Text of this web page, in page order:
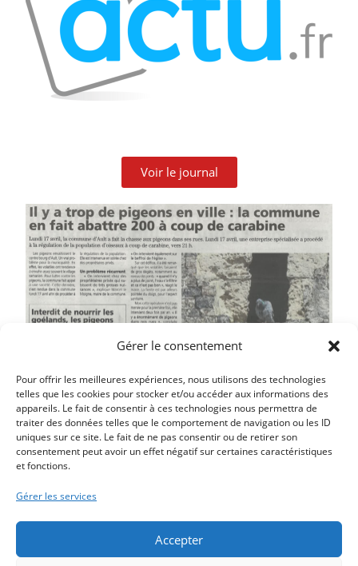
Gérer le consentement
Pour offrir les meilleures expériences, nous utilisons des technologies
telles que les cookies pour stocker et/ou accéder aux informations des
appareils. Le fait de consentir à ces technologies nous permettra de
traiter des données telles que le comportement de navigation ou les ID
uniques sur ce site. Le fait de ne pas consentir ou de retirer son
consentement peut avoir un effet négatif sur certaines caractéristiques
et fonctions.
Gérer les services
Accepter
Voir le journal
Article précédent
PERMIS INTERNET
LA FACADE DE L’ANCIEN CASINO FAIT PEAU NEUVE